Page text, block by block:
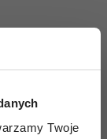
Twoje